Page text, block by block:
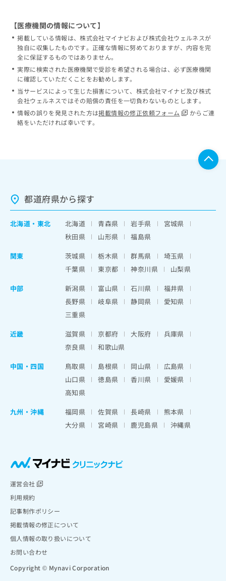
【医療機関の情報について】
掲載している情報は、株式会社マイナビおよび株式会社ウェルネスが
独自に収集したものです。正確な情報に努めておりますが、内容を完
全に保証するものではありません。
実際に検索された医療機関で受診を希望される場合は、必ず医療機関
に確認していただくことをお勧めします。
当サービスによって生じた損害について、株式会社マイナビ及び株式
会社ウェルネスではその賠償の責任を一切負わないものとします。
情報の誤りを発見された方は掲載情報の修正依頼フォーム
からご連
絡をいただければ幸いです。
都道府県から探す
北海道 ・ 東北 北海道 青森県 岩手県
宮城県
秋田県
山形県
福島県
関東
茨城県 栃木県 群馬県
埼玉県
千葉県
東京都 神奈川県
山梨県
中部
新潟県 富山県 石川県
福井県
長野県
岐阜県 静岡県
愛知県
三重県
近畿
滋賀県 京都府 大阪府
兵庫県
奈良県
和歌山県
中国・四国
鳥取県 島根県 岡山県
広島県
山口県
徳島県 香川県
愛媛県
高知県
九州・沖縄
福岡県 佐賀県 長崎県
熊本県
大分県
宮崎県 鹿児島県 沖縄県
運営会社
利用規約
記事制作ポリシー
掲載情報の修正について
個人情報の取り扱いについて
お問い合わせ
Copyright © Mynavi Corporation